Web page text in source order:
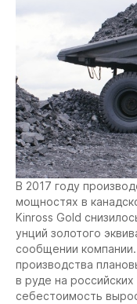
В 2017 году
мощностях в
Kinross Gold
унций золотого
сообщении
производства
в руде на
себестоимость